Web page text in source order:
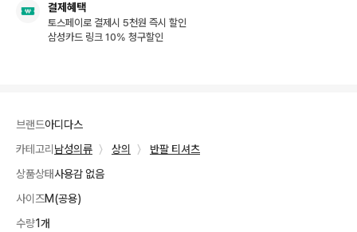
결제혜택
토스페이로 결제시 5천원 즉시 할인
삼성카드 링크 10% 청구할인
브랜드아디다스
카테고리 남성의류 〉 상의 〉
반팔 티셔츠
상품상태사용감 없음
사이즈M(공용)
수량1개